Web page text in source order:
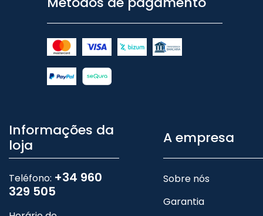
Informações da
loja
Teléfono: +34 960
329 505
A empresa
Sobre nós
Garantia